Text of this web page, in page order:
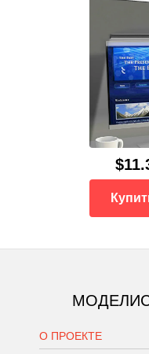
О ПРОЕКТЕ